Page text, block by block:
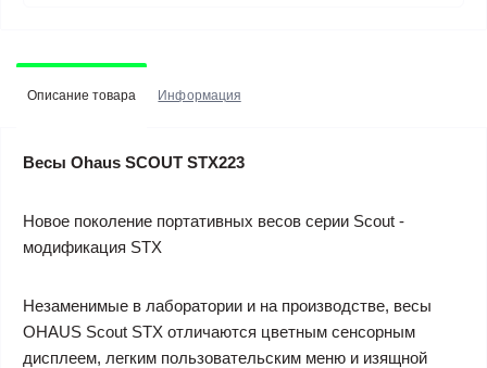
Описание товара Информация
Весы Ohaus SCOUT STX223
Новое поколение портативных весов серии Scout -
модификация STX
Незаменимые в лаборатории и на производстве, весы
OHAUS Scout STX отличаются цветным сенсорным
дисплеем, легким пользовательским меню и изящной